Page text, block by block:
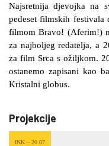
Najsretnija djevojka na
pedeset filmskih
filmom Bravo! (Aferim!)
za najboljeg redatelja, a
za film Srca s ožiljkom.
ostanemo zapisani kao
Kristalni globus.
Projekcije
INK – 20.07